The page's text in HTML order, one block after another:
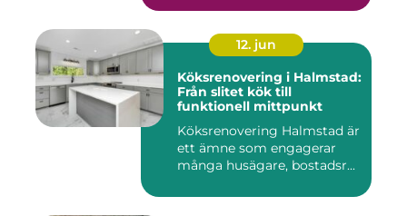
12. jun
Köksrenovering i Halmstad:
Från slitet kök till
funktionell mittpunkt
Köksrenovering Halmstad är
ett ämne som engagerar
många husägare, bostadsr...